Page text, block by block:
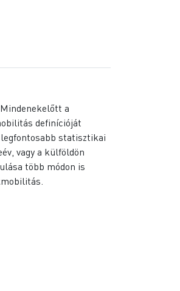
a
definícióját
statisztikai
vagy a külföldön
több módon is